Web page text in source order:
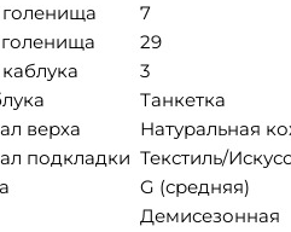
7
29
3
Танкетка
верха
Натуральная
подкладки Текстиль/
G (средняя)
Демисезонная